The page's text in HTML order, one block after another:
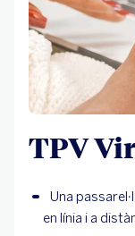
TPV
Una
en línia i a